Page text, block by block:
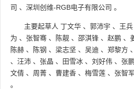
司 、 深圳创维-RGB电子有限公司 。
主要起草人 丁文华 、 郭沛宇 、 王兵
为 、 张智骞 、 陈靓 、 邵淇锋 、 赵鹏 、
陈赫 、 陈钢 、 梁志坚 、 吴迪 、 郑黎方 、
、 汪沛 、 张晶 、 田雪冰 、 刘好伟 、 张鹏
文倩 、 周菁 、 曹建香 、 梅雪莲 、 张智军
。